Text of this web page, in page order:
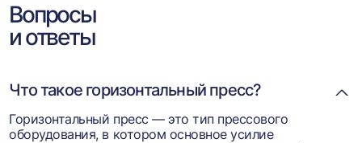
Вопросы
и ответы
Что такое горизонтальный пресс?
Горизонтальный пресс — это тип прессового
оборудования, в котором основное усилие